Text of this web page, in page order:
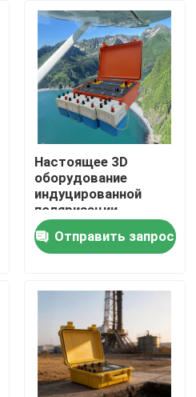
Настоящее 3D
оборудование
индуцированной
поляризации,
многоканальный
блок сбора данных
ИП
Отправить запрос